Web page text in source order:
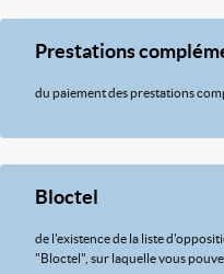
Prestations
du paiement des prestations
Bloctel
de l'existence de la liste
"Bloctel", sur laquelle vous